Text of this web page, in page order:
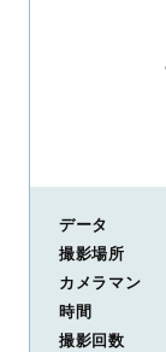
データ
撮影場所
カメラマン
時間
撮影回数